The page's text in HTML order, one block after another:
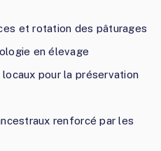
et rotation des pâturages
en élevage
pour la préservation
renforcé par les